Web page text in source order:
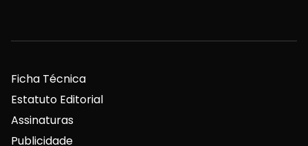
Ficha Técnica
Estatuto Editorial
Assinaturas
Publicidade